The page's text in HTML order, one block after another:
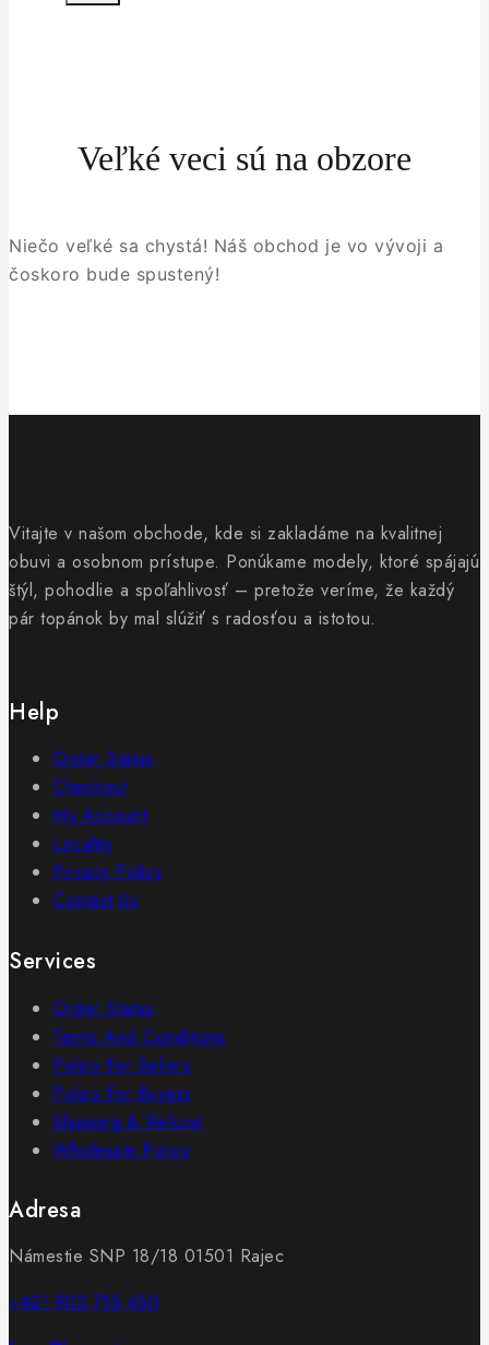
Veľké veci sú na obzore
Niečo veľké sa chystá! Náš obchod je vo vývoji a
čoskoro bude spustený!
Vitajte v našom obchode, kde si zakladáme na kvalitnej
obuvi a osobnom prístupe. Ponúkame modely, ktoré spájajú
štýl, pohodlie a spoľahlivosť – pretože veríme, že každý
pár topánok by mal slúžiť s radosťou a istotou.
Help
Order Status
Checkout
My Account
Locality
Privacy Policy
Contact Us
Services
Order Status
Terms And Conditions
Policy For Sellers
Policy For Buyers
Shipping & Refund
Wholesale Policy
Adresa
Námestie SNP 18/18 01501 Rajec
+421 902 715 430